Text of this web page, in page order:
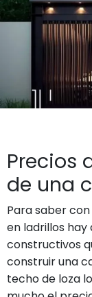
Precios
de una
Para saber
en ladrillos
constructivos
construir una
techo de loza